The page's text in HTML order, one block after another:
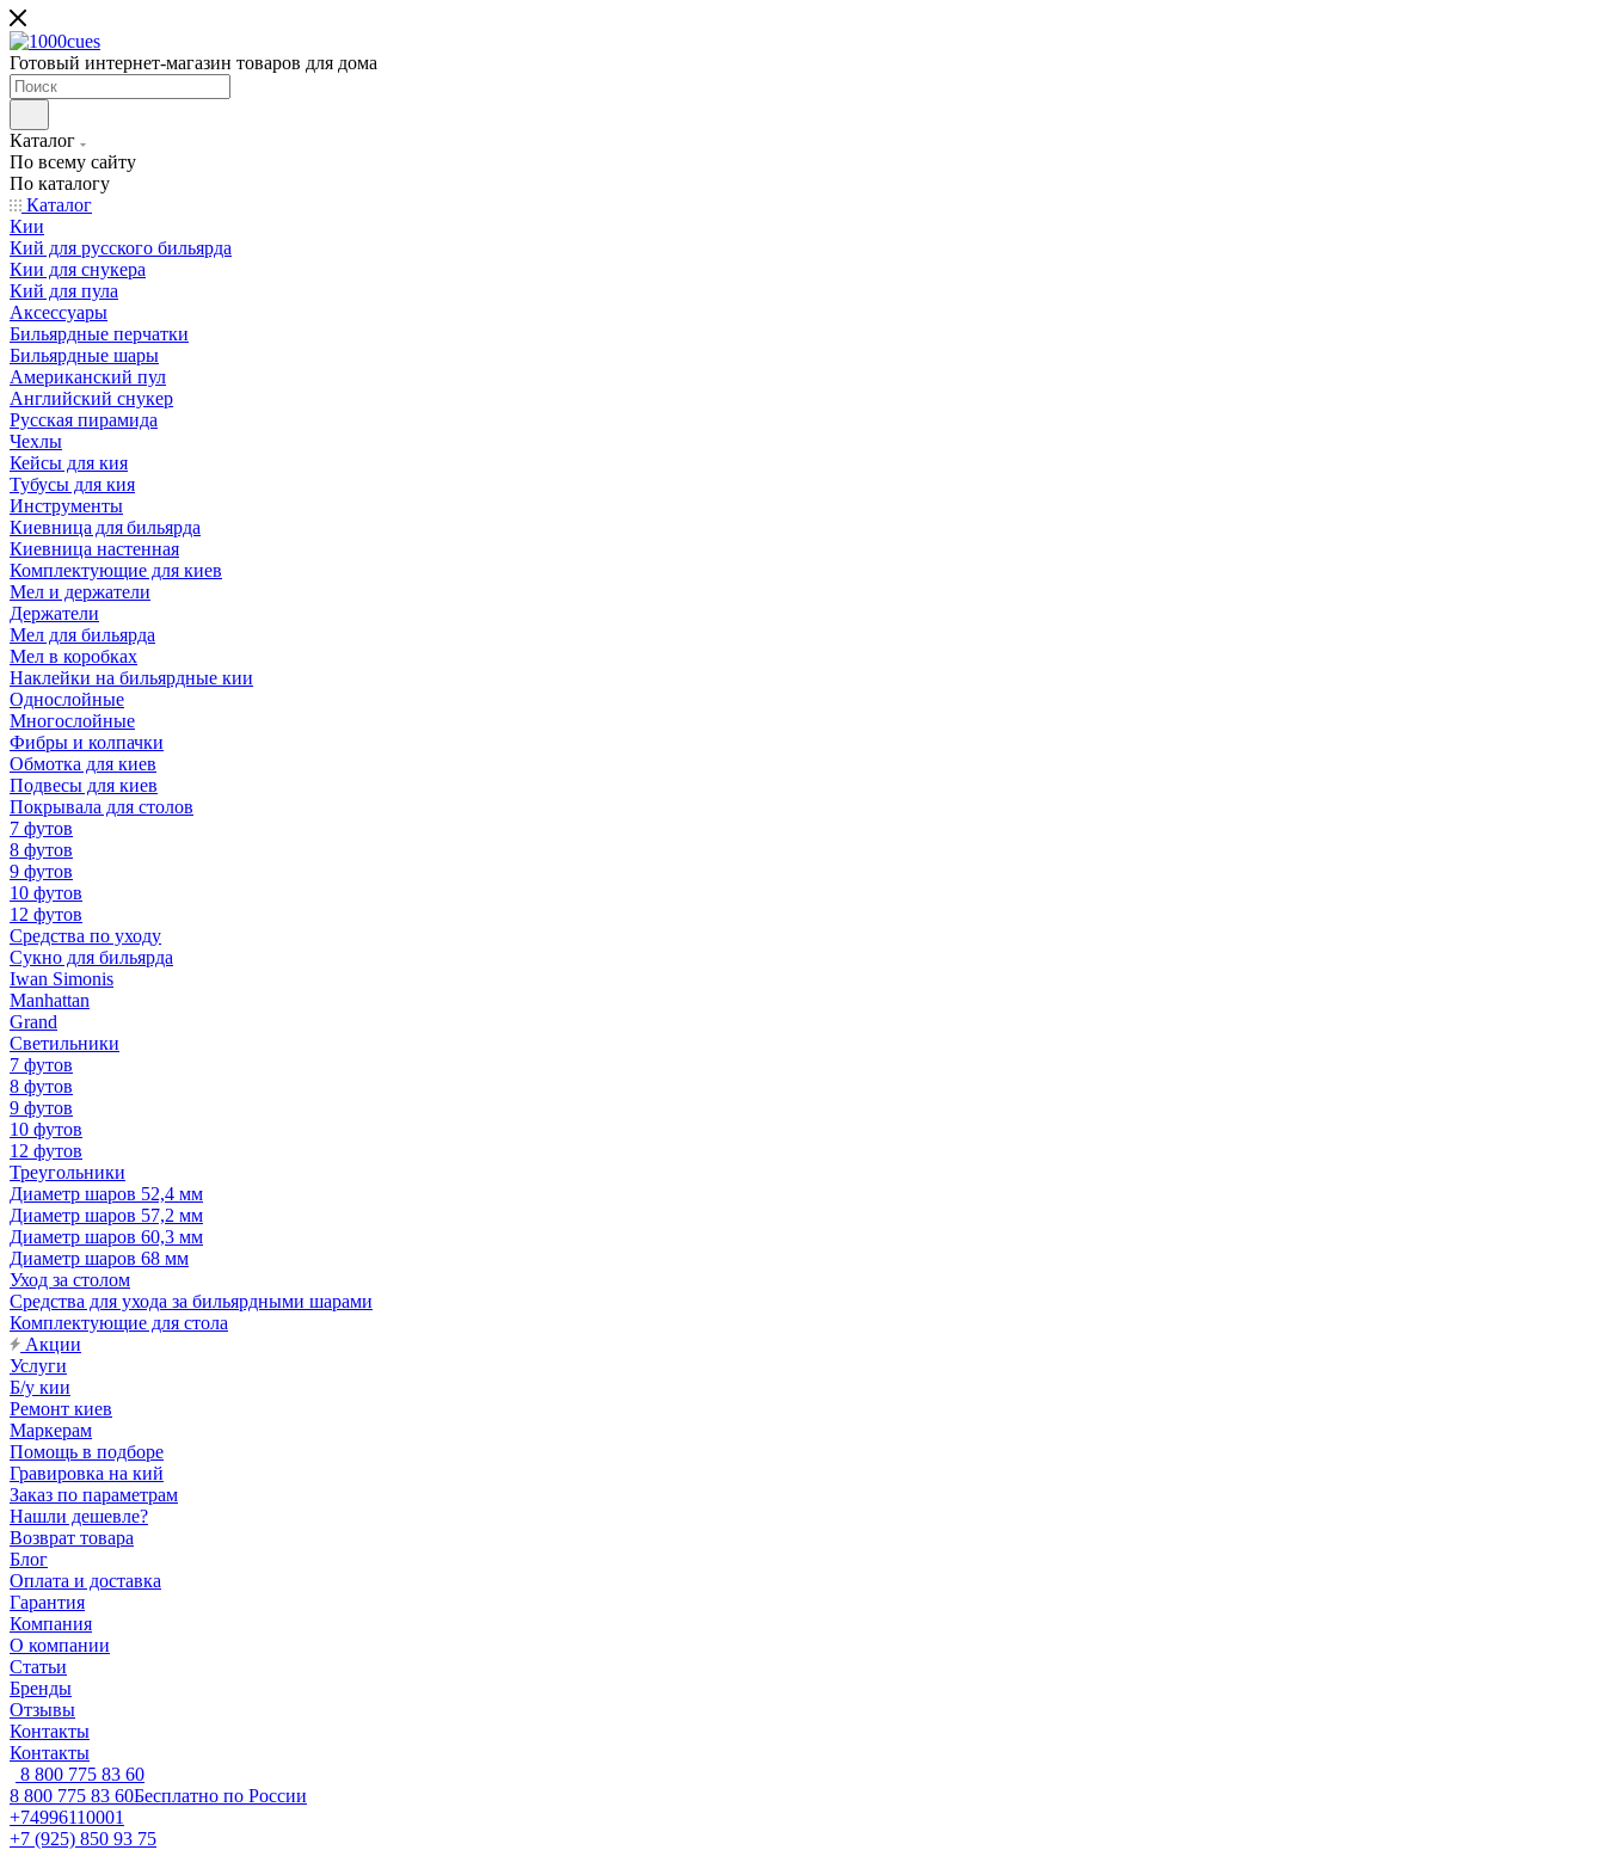
Готовый интернет-магазин товаров для дома
Каталог
По всему сайту
По каталогу
Каталог
Кии
Кий для русского бильярда
Кии для снукера
Кий для пула
Аксессуары
Бильярдные перчатки
Бильярдные шары
Американский пул
Английский снукер
Русская пирамида
Чехлы
Кейсы для кия
Тубусы для кия
Инструменты
Киевница для бильярда
Киевница настенная
Комплектующие для киев
Мел и держатели
Держатели
Мел для бильярда
Мел в коробках
Наклейки на бильярдные кии
Однослойные
Многослойные
Фибры и колпачки
Обмотка для киев
Подвесы для киев
Покрывала для столов
7 футов
8 футов
9 футов
10 футов
12 футов
Средства по уходу
Сукно для бильярда
Iwan Simonis
Manhattan
Grand
Светильники
7 футов
8 футов
9 футов
10 футов
12 футов
Треугольники
Диаметр шаров 52,4 мм
Диаметр шаров 57,2 мм
Диаметр шаров 60,3 мм
Диаметр шаров 68 мм
Уход за столом
Средства для ухода за бильярдными шарами
Комплектующие для стола
Акции
Услуги
Б/у кии
Ремонт киев
Маркерам
Помощь в подборе
Гравировка на кий
Заказ по параметрам
Нашли дешевле?
Возврат товара
Блог
Оплата и доставка
Гарантия
Компания
О компании
Статьи
Бренды
Отзывы
Контакты
Контакты
8 800 775 83 60
8 800 775 83 60Бесплатно по России
+74996110001
+7 (925) 850 93 75